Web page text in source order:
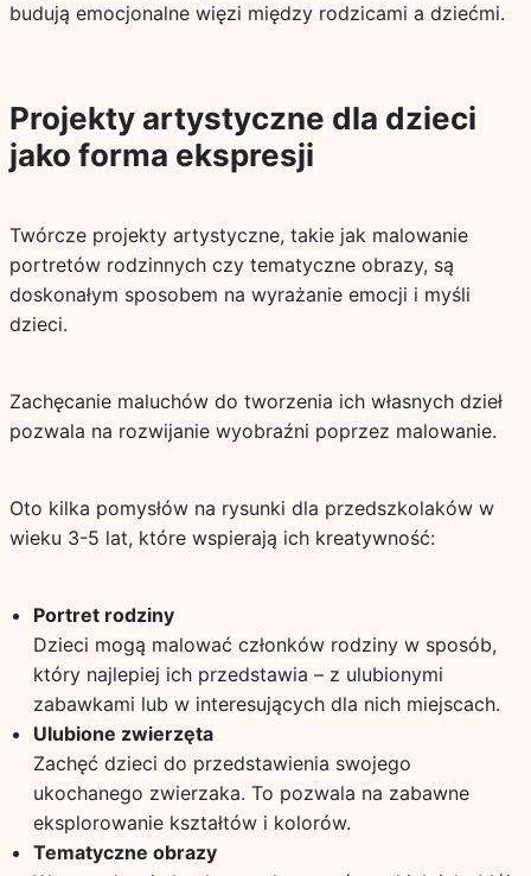
budują emocjonalne więzi między rodzicami a dziećmi.
Projekty artystyczne dla dzieci
jako forma ekspresji
Twórcze projekty artystyczne, takie jak malowanie
portretów rodzinnych czy tematyczne obrazy, są
doskonałym sposobem na wyrażanie emocji i myśli
dzieci.
Zachęcanie maluchów do tworzenia ich własnych dzieł
pozwala na rozwijanie wyobraźni poprzez malowanie.
Oto kilka pomysłów na rysunki dla przedszkolaków w
wieku 3-5 lat, które wspierają ich kreatywność:
Portret rodziny
Dzieci mogą malować członków rodziny w sposób,
który najlepiej ich przedstawia – z ulubionymi
zabawkami lub w interesujących dla nich miejscach.
Ulubione zwierzęta
Zachęć dzieci do przedstawienia swojego
ukochanego zwierzaka. To pozwala na zabawne
eksplorowanie kształtów i kolorów.
Tematyczne obrazy